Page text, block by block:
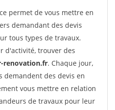
permet de vous mettre en
demandant des devis
tous types de travaux.
d'activité, trouver des
renovation.fr. Chaque jour,
des devis en
vous mettre en relation
de travaux pour leur